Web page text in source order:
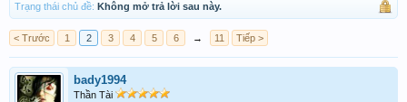
Trạng thái chủ đề: Không mở trả lời sau này.
< Trước 1 2 3 4 5 6 → 11 Tiếp >
bady1994
Thần Tài